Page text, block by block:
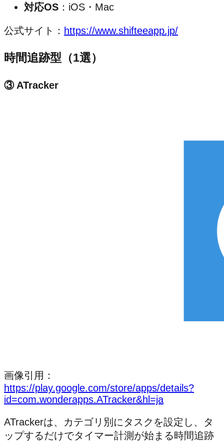
対応OS ：iOS・Mac
公式サイト： https://www.shifteeapp.jp/
時間追跡型（1選）
③ ATracker
画像引用：
https://play.google.com/store/apps/details?
id=com.wonderapps.ATracker&hl=ja
ATrackerは、カテゴリ別にタスクを設定し、タ
ップするだけでタイマー計測が始まる時間追跡